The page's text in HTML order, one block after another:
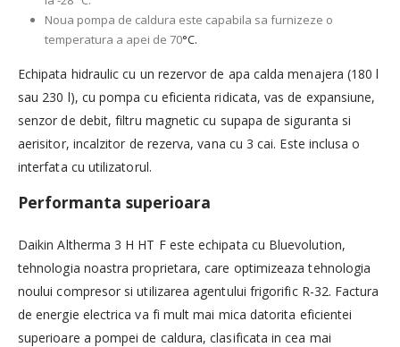
Noua pompa de caldura este capabila sa furnizeze o
temperatura a apei de 70°C.
Echipata hidraulic cu un rezervor de apa calda menajera (180 l
sau 230 l), cu pompa cu eficienta ridicata, vas de expansiune,
senzor de debit, filtru magnetic cu supapa de siguranta si
aerisitor, incalzitor de rezerva, vana cu 3 cai. Este inclusa o
interfata cu utilizatorul.
Performanta superioara
Daikin Altherma 3 H HT F este echipata cu Bluevolution,
tehnologia noastra proprietara, care optimizeaza tehnologia
noului compresor si utilizarea agentului frigorific R-32. Factura
de energie electrica va fi mult mai mica datorita eficientei
superioare a pompei de caldura, clasificata in cea mai